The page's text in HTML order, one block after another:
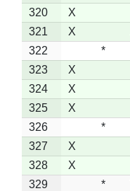
320
X
321
X
322
*
323
X
324
X
325
X
326
*
327
X
328
X
329
*